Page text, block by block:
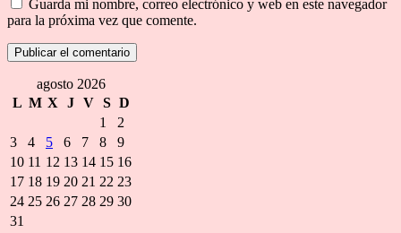
Guarda mi nombre, correo electrónico y web en este navegador
para la próxima vez que comente.
agosto 2026
L M X J V S D
1
2
3
4 5 6 7 8
9
10 11 12 13 14 15 16
17 18 19 20 21 22 23
24 25 26 27 28 29 30
31